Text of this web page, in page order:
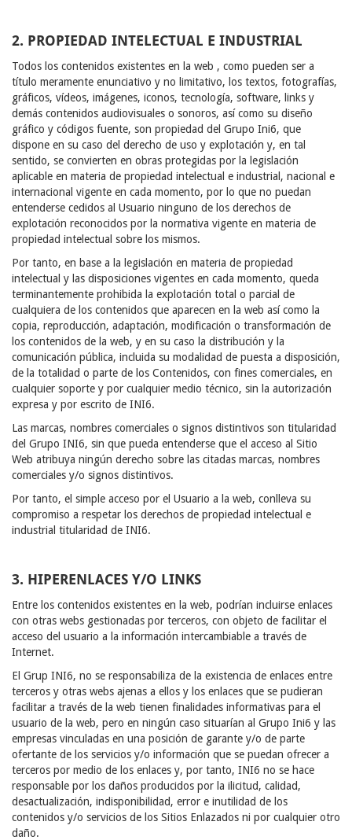
2. PROPIEDAD INTELECTUAL E INDUSTRIAL
Todos los contenidos existentes en la web , como pueden ser a
título meramente enunciativo y no limitativo, los textos, fotografías,
gráficos, vídeos, imágenes, iconos, tecnología, software, links y
demás contenidos audiovisuales o sonoros, así como su diseño
gráfico y códigos fuente, son propiedad del Grupo Ini6, que
dispone en su caso del derecho de uso y explotación y, en tal
sentido, se convierten en obras protegidas por la legislación
aplicable en materia de propiedad intelectual e industrial, nacional e
internacional vigente en cada momento, por lo que no puedan
entenderse cedidos al Usuario ninguno de los derechos de
explotación reconocidos por la normativa vigente en materia de
propiedad intelectual sobre los mismos.
Por tanto, en base a la legislación en materia de propiedad
intelectual y las disposiciones vigentes en cada momento, queda
terminantemente prohibida la explotación total o parcial de
cualquiera de los contenidos que aparecen en la web así como la
copia, reproducción, adaptación, modificación o transformación de
los contenidos de la web, y en su caso la distribución y la
comunicación pública, incluida su modalidad de puesta a disposición,
de la totalidad o parte de los Contenidos, con fines comerciales, en
cualquier soporte y por cualquier medio técnico, sin la autorización
expresa y por escrito de INI6.
Las marcas, nombres comerciales o signos distintivos son titularidad
del Grupo INI6, sin que pueda entenderse que el acceso al Sitio
Web atribuya ningún derecho sobre las citadas marcas, nombres
comerciales y/o signos distintivos.
Por tanto, el simple acceso por el Usuario a la web, conlleva su
compromiso a respetar los derechos de propiedad intelectual e
industrial titularidad de INI6.
Entre los contenidos existentes en la web, podrían incluirse enlaces
con otras webs gestionadas por terceros, con objeto de facilitar el
acceso del usuario a la información intercambiable a través de
Internet.
El Grup INI6, no se responsabiliza de la existencia de enlaces entre
terceros y otras webs ajenas a ellos y los enlaces que se pudieran
facilitar a través de la web tienen finalidades informativas para el
usuario de la web, pero en ningún caso situarían al Grupo Ini6 y las
empresas vinculadas en una posición de garante y/o de parte
ofertante de los servicios y/o información que se puedan ofrecer a
terceros por medio de los enlaces y, por tanto, INI6 no se hace
responsable por los daños producidos por la ilicitud, calidad,
desactualización, indisponibilidad, error e inutilidad de los
contenidos y/o servicios de los Sitios Enlazados ni por cualquier otro
daño.